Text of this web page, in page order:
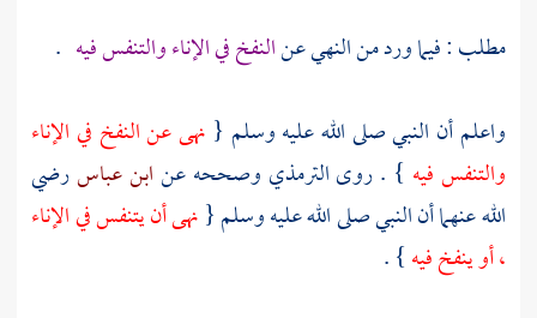
مطلب : فيما ورد من النهي عنالنفخ في الإناء والتنفس فيه .
واعلم أن النبي صلى الله عليه وسلم { نهى عن النفخ في الإناء
والتنفس فيه } . روىالترمذي وصححه عنابن عباسرضي
الله عنهما أن النبي صلى الله عليه وسلم {نهى أن يتنفس في الإناء
، أو ينفخ فيه} .